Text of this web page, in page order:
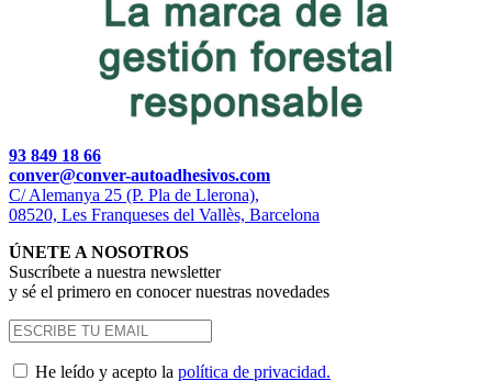
93 849 18 66
conver@conver-autoadhesivos.com
C/ Alemanya 25 (P. Pla de Llerona),
08520, Les Franqueses del Vallès, Barcelona
ÚNETE A NOSOTROS
Suscríbete a nuestra newsletter
y sé el primero en conocer nuestras novedades
He leído y acepto la política de privacidad.